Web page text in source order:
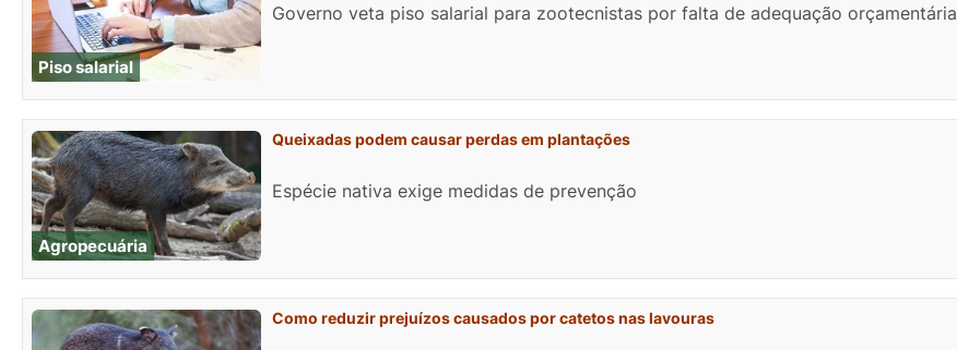
Piso salarial
Governo veta piso salarial para zootecnistas por falta de adequação orçamentária
Agropecuária
Queixadas podem causar perdas em plantações
Espécie nativa exige medidas de prevenção
Como reduzir prejuízos causados por catetos nas lavouras